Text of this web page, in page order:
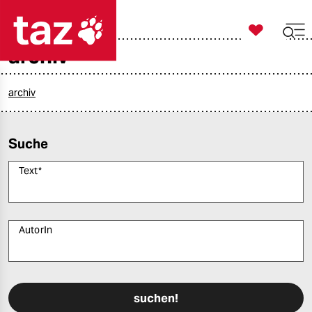
politik
gesellschaft
sport

taz zahl ich
archiv
archiv
Suche
Text*
AutorIn